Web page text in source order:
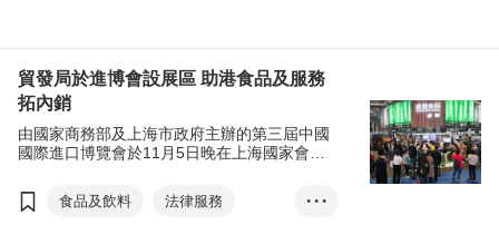
貿發局於進博會設展區 助港食品及服務
拓內銷
由國家商務部及上海市政府主辦的第三屆中國
國際進口博覽會於11月5日晚在上海國家會展
參展，設置兩大展區，並增設不少新元素，包
括參展規模進一步擴大，以及搭建進博會商貿
食品及飲料
法律服務
• • •